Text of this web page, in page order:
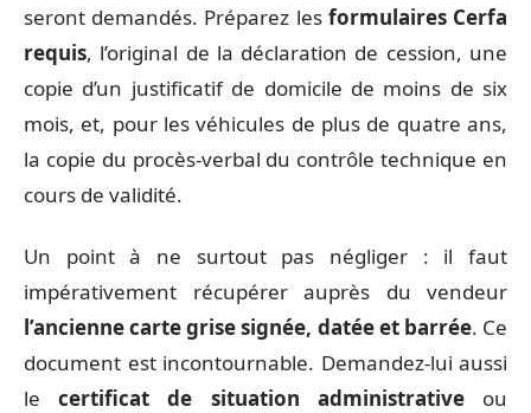
seront demandés. Préparez les formulaires Cerfa
requis, l’original de la déclaration de cession, une
copie d’un justificatif de domicile de moins de six
mois, et, pour les véhicules de plus de quatre ans,
la copie du procès-verbal du contrôle technique en
cours de validité.
Un point à ne surtout pas négliger : il faut
impérativement récupérer auprès du vendeur
l’ancienne carte grise signée, datée et barrée. Ce
document est incontournable. Demandez-lui aussi
lecertificat de situation administrativeou